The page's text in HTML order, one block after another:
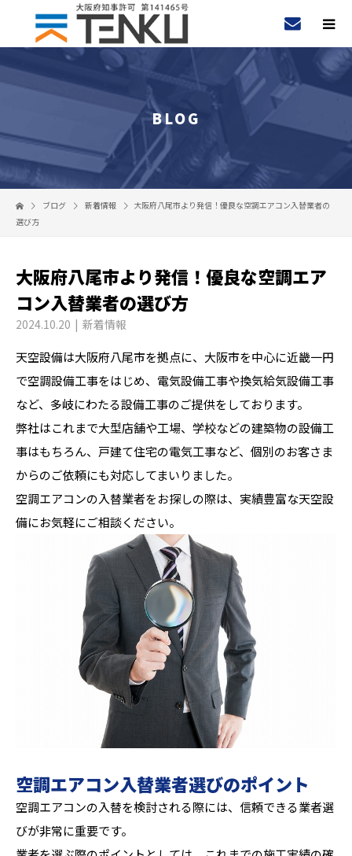
BLOG
ブログ 新着情報
大阪府八尾市より発信！優良な空調エアコン入替業者の
選び方
大阪府八尾市より発信！優良な空調エア
コン入替業者の選び方
2024.10.20 新着情報
天空設備は大阪府八尾市を拠点に、大阪市を中心に近畿一円
で空調設備工事をはじめ、電気設備工事や換気給気設備工事
など、多岐にわたる設備工事のご提供をしております。
弊社はこれまで大型店舗や工場、学校などの建築物の設備工
事はもちろん、戸建て住宅の電気工事など、個別のお客さま
からのご依頼にも対応してまいりました。
空調エアコンの入替業者をお探しの際は、実績豊富な天空設
備にお気軽にご相談ください。
空調エアコン入替業者選びのポイント
空調エアコンの入替を検討される際には、信頼できる業者選
びが非常に重要です。